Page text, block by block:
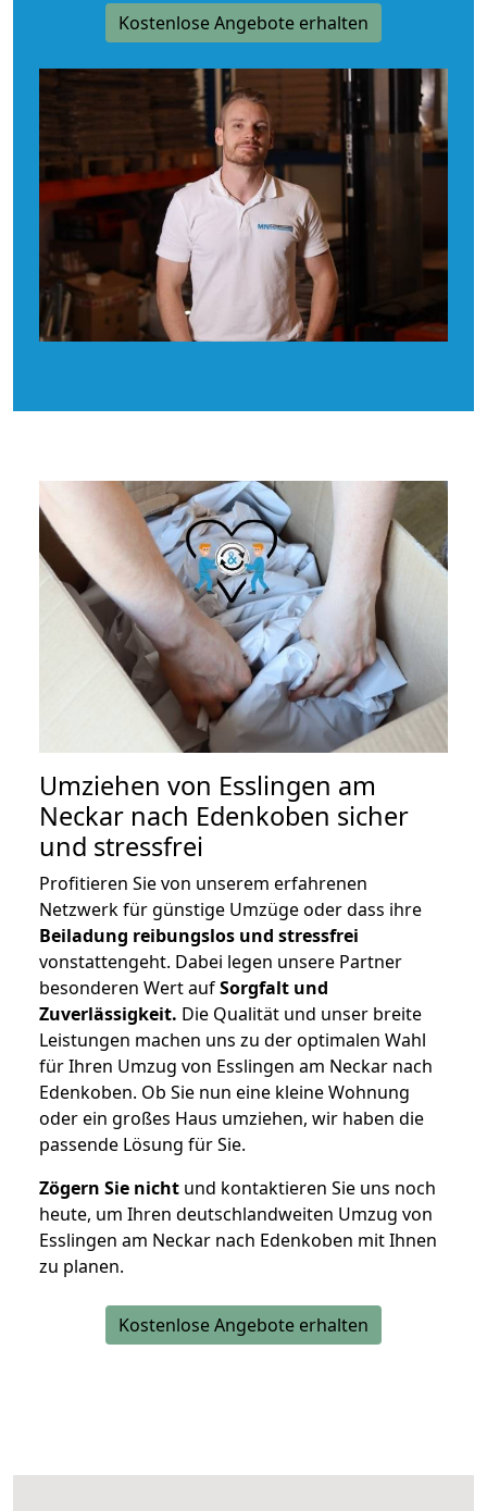
Kostenlose Angebote erhalten
Umziehen von Esslingen am
Neckar nach Edenkoben sicher
und stressfrei
Profitieren Sie von unserem erfahrenen
Netzwerk für günstige Umzüge oder dass ihre
Beiladung reibungslos und stressfrei
vonstattengeht. Dabei legen unsere Partner
besonderen Wert aufSorgfalt und
Zuverlässigkeit. Die Qualität und unser breite
Leistungen machen uns zu der optimalen Wahl
für Ihren Umzug von Esslingen am Neckar nach
Edenkoben. Ob Sie nun eine kleine Wohnung
oder ein großes Haus umziehen, wir haben die
passende Lösung für Sie.
Zögern Sie nicht und kontaktieren Sie uns noch
heute, um Ihren deutschlandweiten Umzug von
Esslingen am Neckar nach Edenkoben mit Ihnen
zu planen.
Kostenlose Angebote erhalten